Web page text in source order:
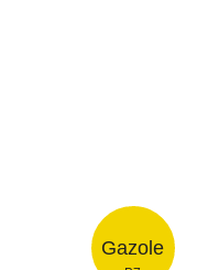
Gazole